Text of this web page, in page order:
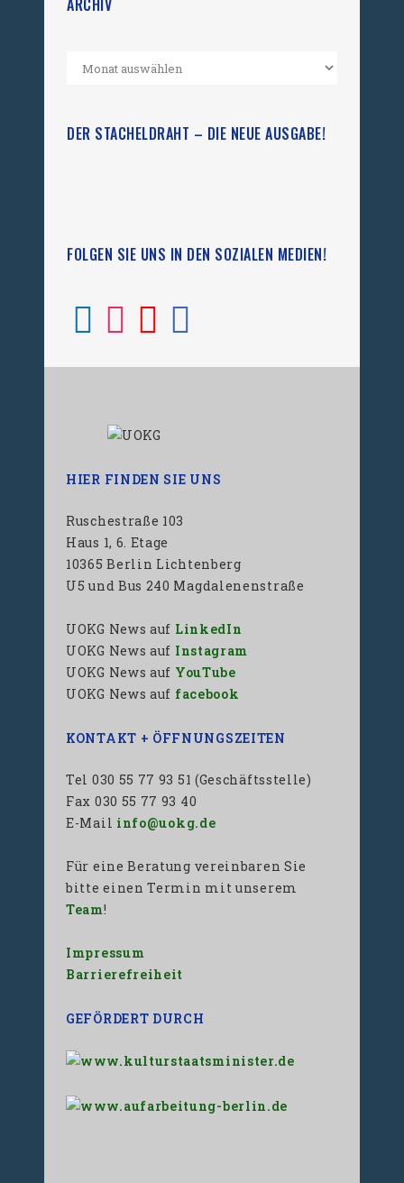
ARCHIV
DER STACHELDRAHT – DIE NEUE AUSGABE!
FOLGEN SIE UNS IN DEN SOZIALEN MEDIEN!
HIER FINDEN SIE UNS
Ruschestraße 103
Haus 1, 6. Etage
10365 Berlin Lichtenberg
U5 und Bus 240 Magdalenenstraße
UOKG News auf LinkedIn
UOKG News auf Instagram
UOKG News auf YouTube
UOKG News auf facebook
KONTAKT + ÖFFNUNGSZEITEN
Tel 030 55 77 93 51 (Geschäftsstelle)
Fax 030 55 77 93 40
E-Mail info@uokg.de
Für eine Beratung vereinbaren Sie
bitte einen Termin mit unserem
Team!
Impressum
Barrierefreiheit
GEFÖRDERT DURCH